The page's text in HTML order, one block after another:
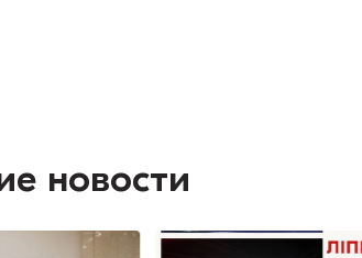
новости